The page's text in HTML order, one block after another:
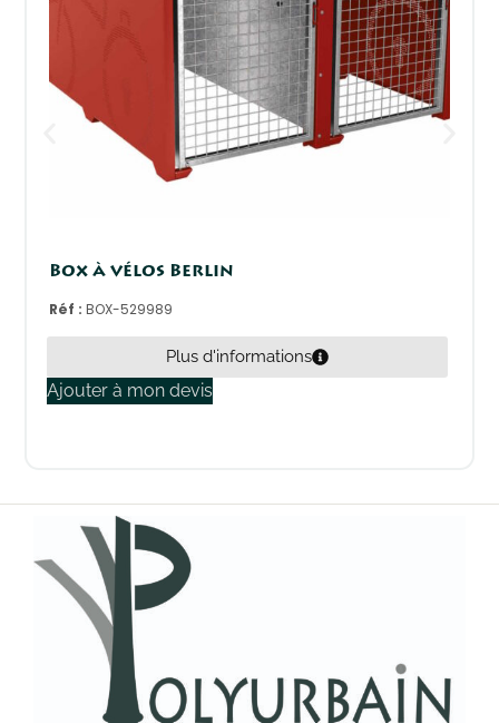
Box à vélos Berlin
Réf :BOX-529989
Plus d'informations
Ajouter à mon devis